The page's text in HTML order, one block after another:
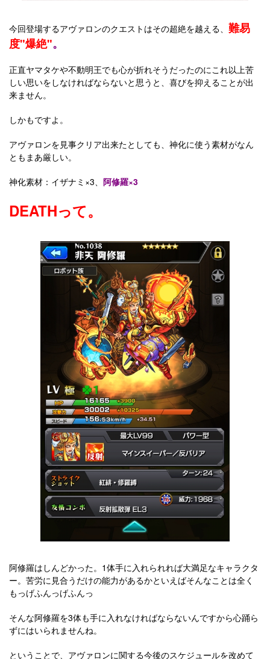
今回登場するアヴァロンのクエストはその超絶を越える、 難易
度"爆絶"。
正直ヤマタケや不動明王でも心が折れそうだったのにこれ以上苦
しい思いをしなければならないと思うと、喜びを抑えることが出
来ません。
しかもですよ。
アヴァロンを見事クリア出来たとしても、神化に使う素材がなん
ともまあ厳しい。
神化素材：イザナミ×3、 阿修羅×3
DEATHって。
阿修羅はしんどかった。1体手に入れられれば大満足なキャラクタ
ー。苦労に見合うだけの能力があるかといえばそんなことは全く
もっげふんっげふんっ
そんな阿修羅を3体も手に入れなければならないんですから心踊ら
ずにはいられませんね。
ということで、アヴァロンに関する今後のスケジュールを改めて